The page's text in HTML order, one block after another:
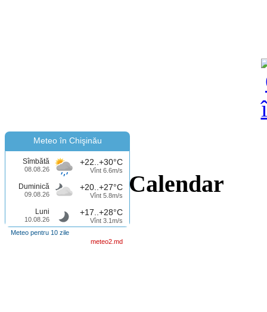
Meteo în Chişinău
Sîmbătă
08.08.26
+22..+30°C
Vînt 6.6m/s
Duminică
09.08.26
+20..+27°C
Vînt 5.8m/s
Luni
10.08.26
+17..+28°C
Vînt 3.1m/s
Meteo pentru 10 zile
meteo2.md
Calendar